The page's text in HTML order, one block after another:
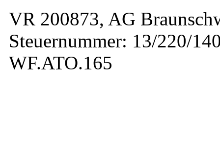
VR 200873, AG
Steuernummer: 13/220/
WF.ATO.165